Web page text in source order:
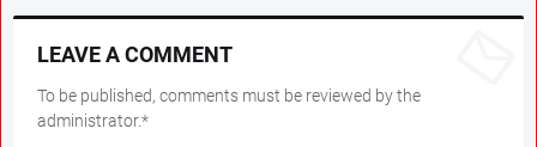
LEAVE A COMMENT
To be published, comments must be reviewed by the
administrator.*